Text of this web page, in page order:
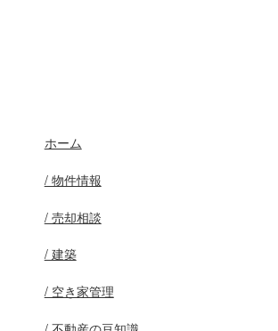
ホーム
/ 物件情報
/ 売却相談
/ 建築
/ 空き家管理